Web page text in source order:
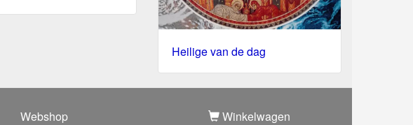
Heilige van de dag
Webshop Winkelwagen